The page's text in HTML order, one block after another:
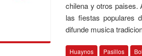
chilena y otros paises.
las fiestas populares
difunde musica
Huaynos Pasillos